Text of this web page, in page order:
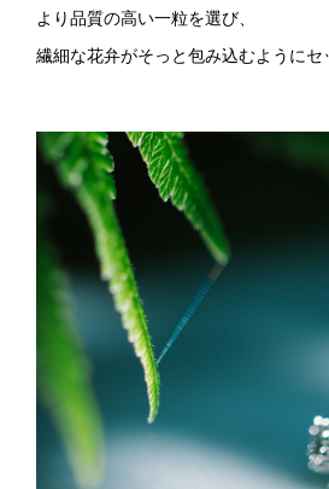
より品質の高い一粒を選び、
繊細な花弁がそっと包み込むようにセ